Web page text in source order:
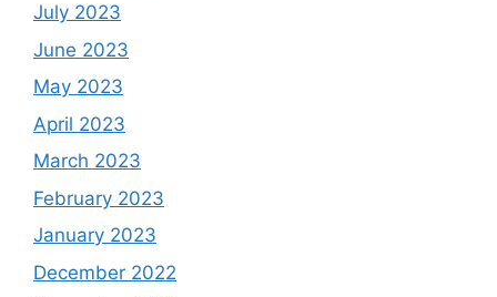
July 2023
June 2023
May 2023
April 2023
March 2023
February 2023
January 2023
December 2022